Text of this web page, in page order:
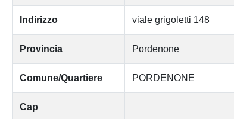
Indirizzo viale grigoletti 148
Provincia Pordenone
Comune/Quartiere PORDENONE
Cap